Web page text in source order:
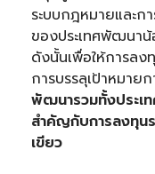
ระบบกฎหมายและก
ของประเทศพัฒนา
ดังนั้นเพื่อให้การล
การบรรลุเป้าหมา
พัฒนารวมทั้งประเ
สำคัญกับการลงทุน
เขียว